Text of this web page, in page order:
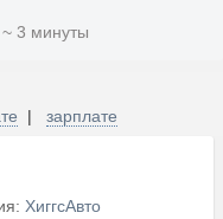
~ 3 минуты
| зарплате
ХиггсАвто